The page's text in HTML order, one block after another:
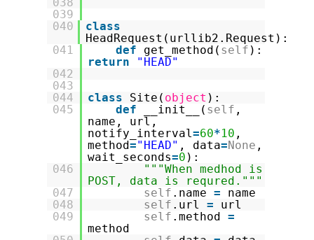
039
040
class
HeadRequest(urllib2.Request):
041
def get_method( self ):
return
"HEAD"
042
043
044
class Site( object ):
045
def __init__( self ,
name, url,
notify_interval=60*10 ,
method="HEAD" , data=None ,
wait_seconds=0 ):
046
"""When medhod is
POST, data is requred."""
047
self .name =
name
048
self .url =
url
049
self .method =
method